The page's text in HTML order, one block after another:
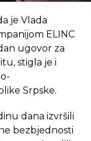
za koji
startap
– rekao je
informaciju o
je Vlada
ELINC
ugovor za
stigla je i
Srpske.
dana izvršili
bezbjednosti